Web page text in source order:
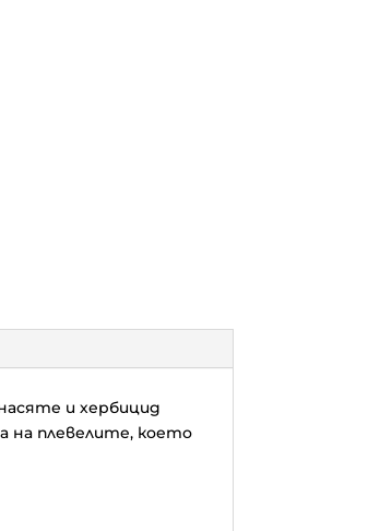
и хербицид
на плевелите, което